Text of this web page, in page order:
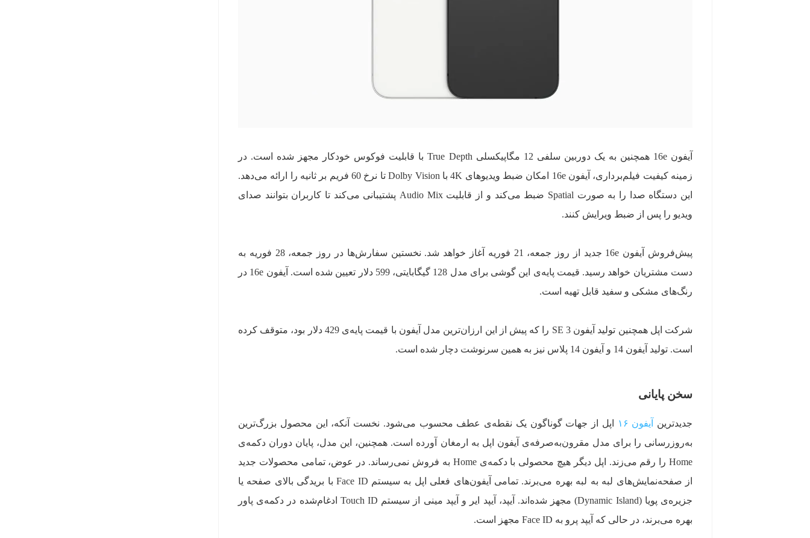
آیفون 16e همچنین به یک دوربین سلفی 12 مگاپیکسلی True Depth با قابلیت فوکوس خودکار مجهز شده است. در
زمینه کیفیت فیلم‌برداری، آیفون 16e امکان ضبط ویدیوهای 4K با Dolby Vision تا نرخ 60 فریم بر ثانیه را ارائه می‌دهد.
این دستگاه صدا را به صورت Spatial ضبط می‌کند و از قابلیت Audio Mix پشتیبانی می‌کند تا کاربران بتوانند صدای
ویدیو را پس از ضبط ویرایش کنند.
پیش‌فروش آیفون 16e جدید از روز جمعه، 21 فوریه آغاز خواهد شد. نخستین سفارش‌ها در روز جمعه، 28 فوریه به
دست مشتریان خواهد رسید. قیمت پایه‌ی این گوشی برای مدل 128 گیگابایتی، 599 دلار تعیین شده است. آیفون 16e در
رنگ‌های مشکی و سفید قابل تهیه است.
شرکت اپل همچنین تولید آیفون SE 3 را که پیش از این ارزان‌ترین مدل آیفون با قیمت پایه‌ی 429 دلار بود، متوقف کرده
است. تولید آیفون 14 و آیفون 14 پلاس نیز به همین سرنوشت دچار شده است.
سخن پایانی
جدیدترین آیفون ۱۶
اپل از جهات گوناگون یک نقطه‌ی عطف محسوب می‌شود. نخست آنکه، این محصول بزرگ‌ترین
به‌روزرسانی را برای مدل مقرون‌به‌صرفه‌ی آیفون اپل به ارمغان آورده است. همچنین، این مدل، پایان دوران دکمه‌ی
Home را رقم می‌زند. اپل دیگر هیچ محصولی با دکمه‌ی Home به فروش نمی‌رساند. در عوض، تمامی محصولات جدید
از صفحه‌نمایش‌های لبه به لبه بهره می‌برند. تمامی آیفون‌های فعلی اپل به سیستم Face ID با بریدگی بالای صفحه یا
جزیره‌ی پویا (Dynamic Island) مجهز شده‌اند. آیپد، آیپد ایر و آیپد مینی از سیستم Touch ID ادغام‌شده در دکمه‌ی پاور
بهره می‌برند، در حالی که آیپد پرو به Face ID مجهز است.